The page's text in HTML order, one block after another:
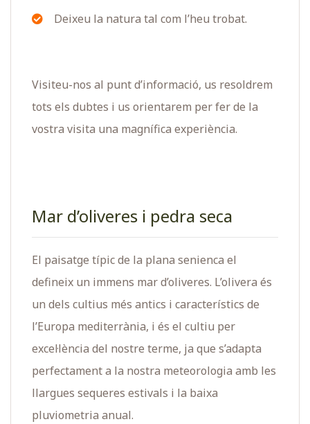
Deixeu la natura tal com l’heu trobat.
Visiteu-nos al punt d’informació, us resoldrem
tots els dubtes i us orientarem per fer de la
vostra visita una magnífica experiència.
Mar d’oliveres i pedra seca
El paisatge típic de la plana senienca el
defineix un immens mar d’oliveres. L’olivera és
un dels cultius més antics i característics de
l’Europa mediterrània, i és el cultiu per
excel·lència del nostre terme, ja que s’adapta
perfectament a la nostra meteorologia amb les
llargues sequeres estivals i la baixa
pluviometria anual.